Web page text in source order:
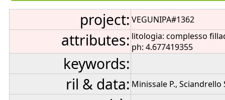
project: VEGUNIPA#1362
attributes: litologia: complesso
ph: 4.677419355
keywords:
ril & data: Minissale P., Sciandrello